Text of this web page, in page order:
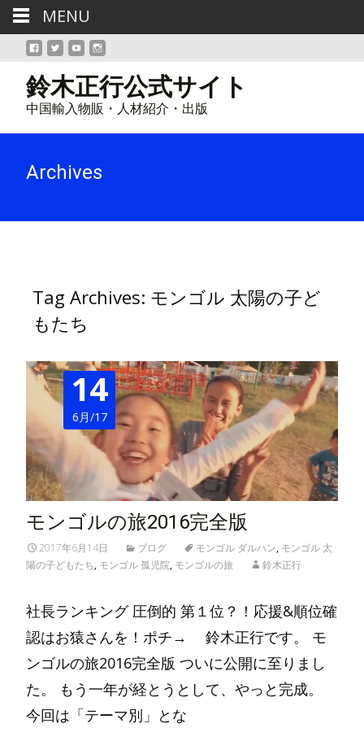
鈴木正行公式サイト
中国輸入物販・人材紹介・出版
Archives
Tag Archives: モンゴル 太陽の子ど
もたち
14
6月/17
モンゴルの旅2016完全版
2017年6月14日 ブログ モンゴル ダルハン, モンゴル 太
陽の子どもたち, モンゴル 孤児院, モンゴルの旅 鈴木正行
社長ランキング 圧倒的 第１位？！応援&順位確
認はお猿さんを！ポチ→ 鈴木正行です。 モ
ンゴルの旅2016完全版 ついに公開に至りまし
た。 もう一年が経とうとして、やっと完成。
今回は「テーマ別」とな
MENU